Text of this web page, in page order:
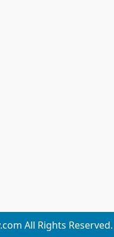
All Rights Reserved.